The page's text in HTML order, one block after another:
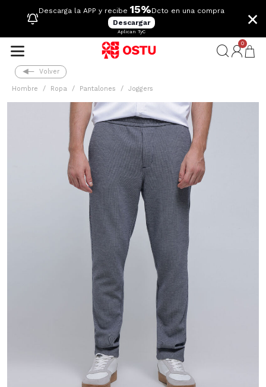
Descarga la APP y recibe 15%Dcto en una compra
Descargar
Aplican TyC
×
0
Volver
Hombre Ropa Pantalones Joggers